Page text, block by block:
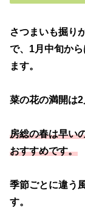
さつまいも掘り
で、1月中旬か
ます。
菜の花の満開は
房総の春は早い
おすすめです。
季節ごとに違う
す。